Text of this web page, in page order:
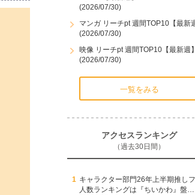
(2026/07/30)
マンガ リーチpt 週間TOP10【最新
(2026/07/30)
映像 リーチpt 週間TOP10【最新週】
(2026/07/30)
一覧をみる
アクセスランキング
（過去30日間）
キャラクター部門26年上半期推し
人数ランキングは『ちいかわ』盤